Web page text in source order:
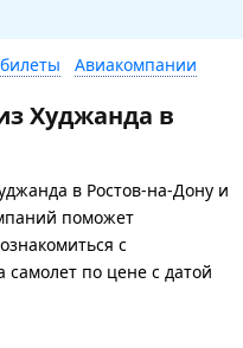
Авиакомпании
Худжанда в
в Ростов-на-Дону и
поможет
с
самолет по цене с датой